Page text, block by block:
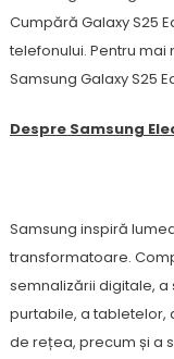
Cumpără Galaxy S25
telefonului. Pentru
Samsung Galaxy S25
Despre Samsung
Samsung inspiră
transformatoare.
semnalizării digitale,
purtabile, a tabletelor,
de rețea, precum și a